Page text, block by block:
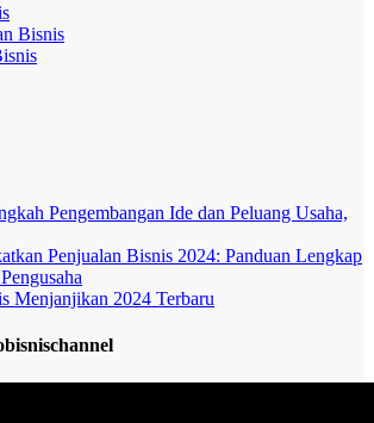
Bisnis
Pengembangan Ide dan Peluang Usaha,
Penjualan Bisnis 2024: Panduan Lengkap
Menjanjikan 2024 Terbaru